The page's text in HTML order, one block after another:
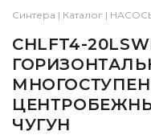
Синтера | Каталог |
CHLFT4-
ЧУГУН